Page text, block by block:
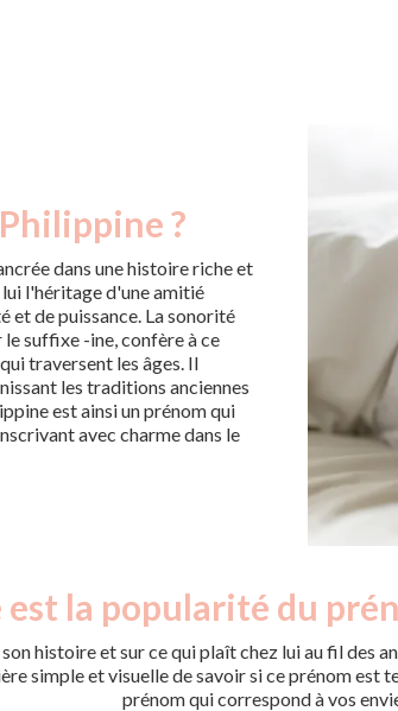
?
dans une histoire riche et
l'héritage d'une amitié
et de puissance. La sonorité
suffixe -ine, confère à ce
traversent les âges. Il
les traditions anciennes
est ainsi un prénom qui
avec charme dans le
est la popularité du
histoire et sur ce qui plaît chez lui au fil des
simple et visuelle de savoir si ce prénom
prénom qui correspond à vos